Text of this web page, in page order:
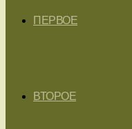
ПЕРВОЕ
ВТОРОЕ